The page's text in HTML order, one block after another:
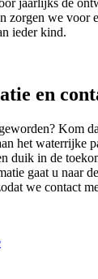
jaarlijks de
zorgen we voor
ieder kind.
en
Kom
het waterrijke
duik in de
gaat u naar
we contact